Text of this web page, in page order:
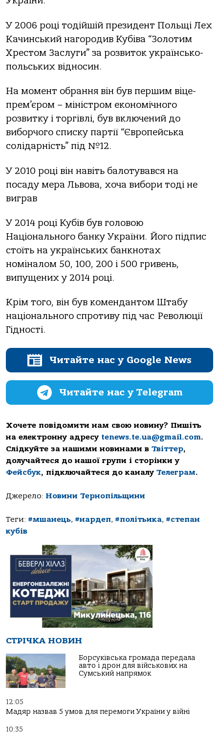
У 2006 році тодійшій президент Польщі Лех
Качинський нагородив Кубіва “Золотим
Хрестом Заслуги” за розвиток українсько-
польських відносин.
На момент обрання він був першим віце-
прем’єром – міністром економічного
розвитку і торгівлі, був включений до
виборчого списку партії “Європейська
солідарність” під №12.
У 2010 році він навіть балотувався на
посаду мера Львова, хоча вибори тоді не
виграв
У 2014 році Кубів був головою
Національного банку України. Його підпис
стоїть на українських банкнотах
номіналом 50, 100, 200 і 500 гривень,
випущених у 2014 році.
Крім того, він був комендантом Штабу
національного спротиву під час Революції
Гідності.
Читайте нас у Google News
Читайте нас у Telegram
Хочете повідомити нам свою новину? Пишіть
на електронну адресу tenews.te.ua@gmail.com.
Слідкуйте за нашими новинами в Твіттер,
долучайтеся до нашої групи і сторінки у
Фейсбук, підключайтеся до каналу Телеграм.
Джерело: Новини Тернопільщини
Теги: #мшанець, #нардеп, #політьика, #степан
кубів
СТРІЧКА НОВИН
Борсуківська громада передала
авто і дрон для військових на
Сумський напрямок
12:05
Мадяр назвав 5 умов для перемоги України у війні
10:35